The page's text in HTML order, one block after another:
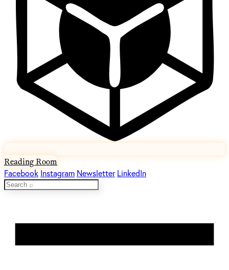
Reading Room
Facebook Instagram Newsletter LinkedIn